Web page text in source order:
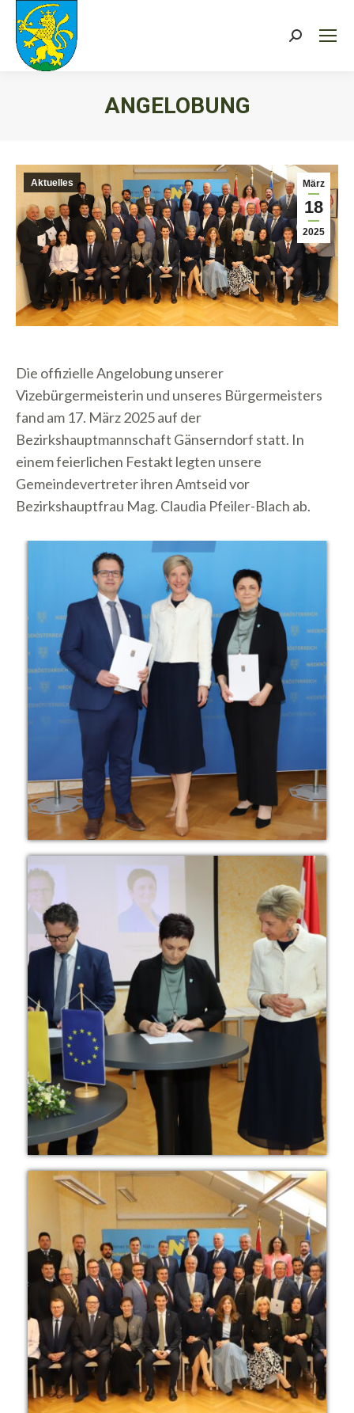
Search:
ANGELOBUNG
März
18
2025
Aktuelles
Die offizielle Angelobung unserer
Vizebürgermeisterin und unseres Bürgermeisters
fand am 17. März 2025 auf der
Bezirkshauptmannschaft Gänserndorf statt. In
einem feierlichen Festakt legten unsere
Gemeindevertreter ihren Amtseid vor
Bezirkshauptfrau Mag. Claudia Pfeiler-Blach ab.